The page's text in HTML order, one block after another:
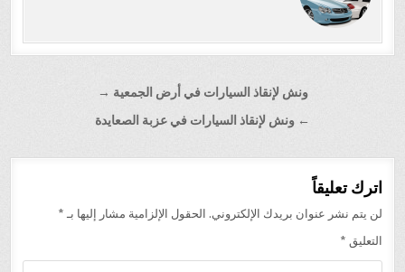
المقالات
ونش لإنقاذ السيارات في أرض الجمعية →
← ونش لإنقاذ السيارات في عزبة الصعايدة
اترك تعليقاً
لن يتم نشر عنوان بريدك الإلكتروني. الحقول الإلزامية مشار إليها بـ *
التعليق *